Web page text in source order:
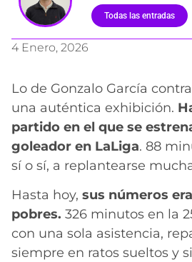
Todas las entradas
4 Enero, 2026
Lo de Gonzalo García
una auténtica exhibición.
partido en el que se
goleador en LaLiga. 88
sí o sí, a replantearse
Hasta hoy, sus números
pobres. 326 minutos en la
con una sola asistencia,
siempre en ratos sueltos y